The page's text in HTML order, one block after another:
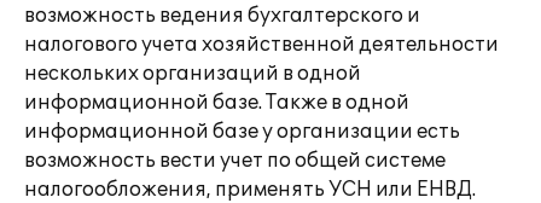
возможность ведения бухгалтерского и
налогового учета хозяйственной деятельности
нескольких организаций в одной
информационной базе. Также в одной
информационной базе у организации есть
возможность вести учет по общей системе
налогообложения, применять УСН или ЕНВД.